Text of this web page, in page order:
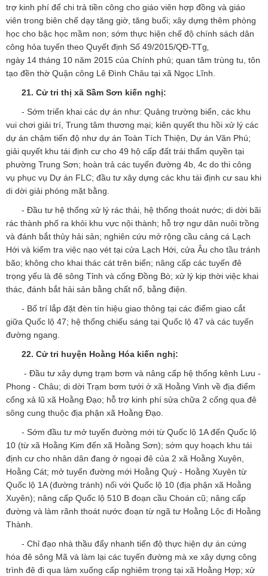
trợ kinh phí để chi trả tiền công cho giáo viên hợp đồng và giáo
viên trong biên chế dạy tăng giờ, tăng buổi; xây dựng thêm phòng
học cho bậc học mầm non; sớm thực hiện chế độ chính sách dân
công hỏa tuyến theo Quyết định Số 49/2015/QĐ-TTg,
ngày 14 tháng 10 năm 2015 của Chính phủ; quan tâm trùng tu, tôn
tạo đền thờ Quận công Lê Đình Châu tại xã Ngọc Lĩnh.
21. Cử tri thị xã Sầm Sơn kiến nghị:
- Sớm triển khai các dự án như: Quảng trường biển, các khu
vui chơi giải trí, Trung tâm thương mại; kiên quyết thu hồi xử lý các
dự án chậm tiến độ như dự án Toàn Tích Thiện, Dự án Văn Phú;
giải quyết khu tái định cư cho 49 hộ cấp đất trái thẩm quyền tại
phường Trung Sơn; hoàn trả các tuyến đường 4b, 4c do thi công
vụ phục vụ Dự án FLC; đầu tư xây dựng các khu tái định cư sau khi
di dời giải phóng mặt bằng.
- Đầu tư hệ thống xử lý rác thải, hệ thống thoát nước; di dời bãi
rác thành phố ra khỏi khu vực nội thành; hỗ trợ ngư dân nuôi trồng
và đánh bắt thủy hải sản; nghiên cứu mở rộng cầu cảng cá Lạch
Hới và kiểm tra việc nạo vét tại cửa Lạch Hới, cửa Âu cho tầu tránh
bão; không cho khai thác cát trên biển; nâng cấp các tuyến đê
trọng yếu là đê sông Tỉnh và cống Đồng Bò; xử lý kịp thời việc khai
thác, đánh bắt hải sản bằng chất nổ, bằng điện.
- Bố trí lắp đặt đèn tín hiệu giao thông tại các điểm giao cắt
giữa Quốc lộ 47; hệ thống chiếu sáng tại Quốc lộ 47 và các tuyến
đường ngang.
22. Cử tri huyện Hoằng Hóa kiến nghị:
- Đầu tư xây dựng trạm bơm và nâng cấp hệ thống kênh Lưu -
Phong - Châu; di dời Trạm bơm tưới ở xã Hoằng Vinh về địa điểm
cống xả lũ xã Hoằng Đạo; hỗ trợ kinh phí sửa chữa 2 cống qua đê
sông cung thuộc địa phận xã Hoằng Đạo.
- Sớm đầu tư mở tuyến đường mới từ Quốc lộ 1A đến Quốc lộ
10 (từ xã Hoằng Kim đến xã Hoằng Sơn); sớm quy hoạch khu tái
định cư cho nhân dân đang ở ngoại đê của 2 xã Hoằng Xuyên,
Hoằng Cát; mở tuyến đường mới Hoằng Quỳ - Hoằng Xuyên từ
Quốc lộ 1A (đường tránh) nối với Quốc lộ 10 (địa phận xã Hoằng
Xuyên); nâng cấp Quốc lộ 510 B đoạn cầu Choán cũ; nâng cấp
đường và làm rãnh thoát nước đoạn từ ngã tư Hoằng Lộc đi Hoằng
Thành.
- Chỉ đạo nhà thầu đẩy nhanh tiến độ thực hiện dự án cứng
hóa đê sông Mã và làm lại các tuyến đường mà xe xây dựng công
trình đê đi qua làm xuống cấp nghiêm trọng tại xã Hoằng Hợp; xử